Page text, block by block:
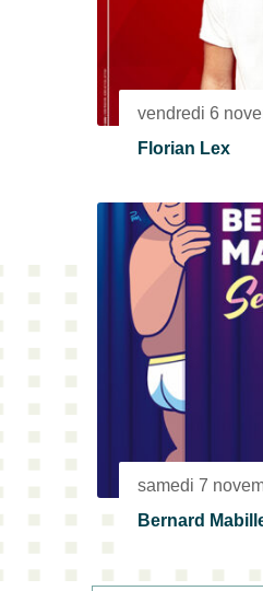
vendredi 6
Florian Lex
samedi 7
Bernard